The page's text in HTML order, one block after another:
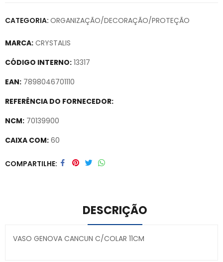
CATEGORIA: ORGANIZAÇÃO/DECORAÇÃO/PROTEÇÃO
MARCA: CRYSTALIS
CÓDIGO INTERNO: 13317
EAN: 7898046701110
REFERÊNCIA DO FORNECEDOR:
NCM: 70139900
CAIXA COM: 60
Secure crypto portfolio manager for desktops and mobile –
COMPARTILHE
DESCRIÇÃO
VASO GENOVA CANCUN C/COLAR 11CM